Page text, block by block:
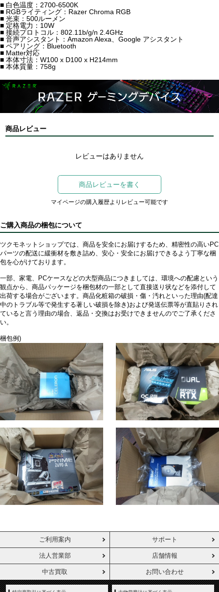
■ 白色温度：2700-6500K
■ RGBライティング：Razer Chroma RGB
■ 光束：500ルーメン
■ 定格電力：10W
■ 接続プロトコル：802.11b/g/n 2.4GHz
■ 音声アシスタント：Amazon Alexa、Google アシスタント
■ ペアリング：Bluetooth
■ Matter対応
■ 本体寸法：W100 x D100 x H214mm
■ 本体質量：758g
商品レビュー
レビューはありません
商品レビューを書く
マイページの購入履歴よりレビュー可能です
ご購入商品の梱包について
ツクモネットショップでは、商品を安全にお届けするため、精密性の高いPC
パーツの配送に緩衝材を敷き詰め、安心・安全にお届けできるよう丁寧な梱
包を心がけております。
一部、家電、PCケースなどの大型商品につきましては、環境への配慮という
観点から、商品パッケージを梱包材の一部として直接送り状などを添付して
出荷する場合がございます。商品化粧箱の破損・傷・汚れといった理由(配達
中のトラブル等で発生する著しい破損を除き)および発送伝票等が直貼りされ
ていると言う理由の場合、返品・交換はお受けできませんのでご了承くださ
い。
梱包例)
ご利用案内 サポート
法人営業部 店舗情報
中古買取 お問い合わせ